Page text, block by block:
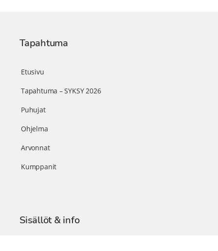
Tapahtuma
Etusivu
Tapahtuma – SYKSY 2026
Puhujat
Ohjelma
Arvonnat
Kumppanit
Sisällöt & info